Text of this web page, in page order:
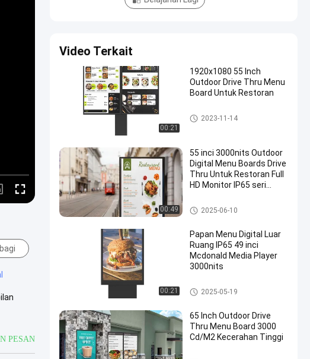
Fullscreen
PESAN
Video Terkait
00:21
1920x1080 55 Inch
Outdoor Drive Thru Menu
Board Untuk Restoran
Drive Luar Ruangan Melalui Pa
pan Menu
2023-11-14
00:49
55 inci 3000nits Outdoor
Digital Menu Boards Drive
Thru Untuk Restoran Full
HD Monitor IP65 seri
Drive Luar Ruangan Melalui Pa
pan Menu
2025-06-10
00:21
Papan Menu Digital Luar
Ruang IP65 49 inci
Mcdonald Media Player
3000nits
Drive Luar Ruangan Melalui Pa
pan Menu
2025-05-19
65 Inch Outdoor Drive
Thru Menu Board 3000
Cd/M2 Kecerahan Tinggi